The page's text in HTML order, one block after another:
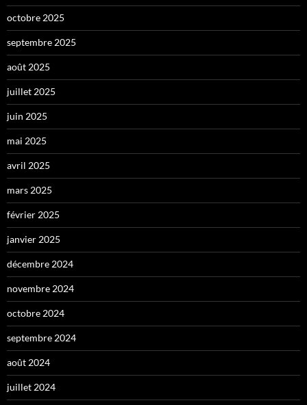
octobre 2025
septembre 2025
août 2025
juillet 2025
juin 2025
mai 2025
avril 2025
mars 2025
février 2025
janvier 2025
décembre 2024
novembre 2024
octobre 2024
septembre 2024
août 2024
juillet 2024